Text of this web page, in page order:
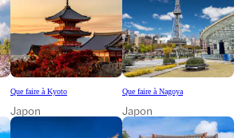
Que faire à Kyoto
Japon
Que faire à Nagoya
Japon